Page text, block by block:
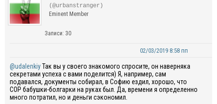
(@urbanstranger)
Eminent Member
Записи: 30
02/03/2019 8:58 пп
@udalenkiyТак вы у своего знакомого спросите, он наверняка
секретами успеха с вами поделится) Я, например, сам
подавался, документы собирал, в Софию ездил, хорошо, что
СОР бабушки-болгарки на руках был. Да, времени я определенно
много потратил, но и деньги сэкономил.